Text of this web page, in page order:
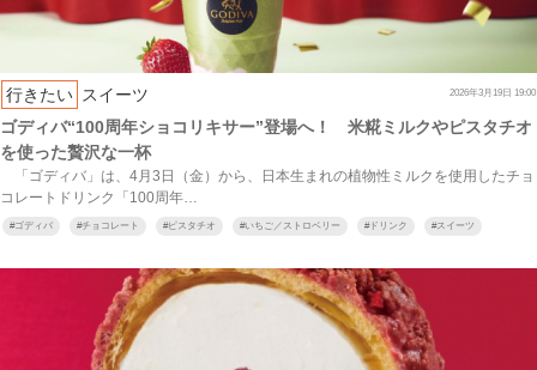
行きたい スイーツ 2026年3月19日 19:00
ゴディバ“100周年ショコリキサー”登場へ！ 米糀ミルクやピスタチオ
を使った贅沢な一杯
「ゴディバ」は、4月3日（金）から、日本生まれの植物性ミルクを使用したチョ
コレートドリンク「100周年…
#ゴディバ #チョコレート #ピスタチオ #いちご／ストロベリー #ドリンク #スイーツ